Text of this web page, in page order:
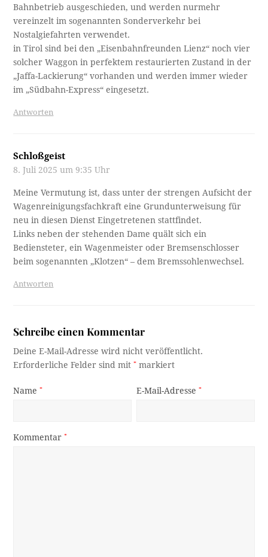
Bahnbetrieb ausgeschieden, und werden nurmehr
vereinzelt im sogenannten Sonderverkehr bei
Nostalgiefahrten verwendet.
in Tirol sind bei den „Eisenbahnfreunden Lienz“ noch vier
solcher Waggon in perfektem restaurierten Zustand in der
„Jaffa-Lackierung“ vorhanden und werden immer wieder
im „Südbahn-Express“ eingesetzt.
Antworten
Schloßgeist
8. Juli 2025 um 9:35 Uhr
Meine Vermutung ist, dass unter der strengen Aufsicht der
Wagenreinigungsfachkraft eine Grundunterweisung für
neu in diesen Dienst Eingetretenen stattfindet.
Links neben der stehenden Dame quält sich ein
Bediensteter, ein Wagenmeister oder Bremsenschlosser
beim sogenannten „Klotzen“ – dem Bremssohlenwechsel.
Antworten
Schreibe einen Kommentar
Deine E-Mail-Adresse wird nicht veröffentlicht.
Erforderliche Felder sind mit* markiert
Name* E-Mail-Adresse*
Kommentar*